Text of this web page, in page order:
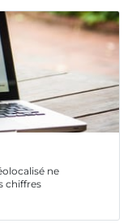
ne
chiffres